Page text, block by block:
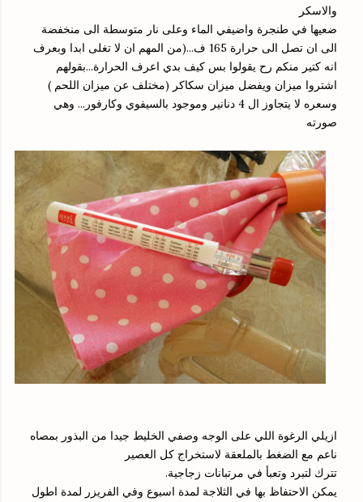
والاسكر
ضعيها في طنجرة واضيفي الماء وعلى نار متوسطة الى منخفضة
الى ان تصل الى حرارة 165 ف...(من المهم ان لا تغلى ابدا وبعرف
انه كتير منكم رح يقولوا بس كيف بدي اعرف الحرارة...بقولهم
اشتروا ميزان ويفضل ميزان سكاكر (مختلف عن ميزان اللحم )
وسعره لا يتجاوز ال 4 دنانير وموجود بالسيفوي وكارفور... وهي
صورته
ازيلي الرغوة اللي على الوجه وصفي الخليط جيدا من البذور بمصاه
ناعم مع الضغط بالملعقة لاستخراج كل العصير
تترك لتبرد وتعبأ في مرتبانات زجاجية.
يمكن الاحتفاظ بها في الثلاجة لمدة اسبوع وفي الفريزر لمدة اطول